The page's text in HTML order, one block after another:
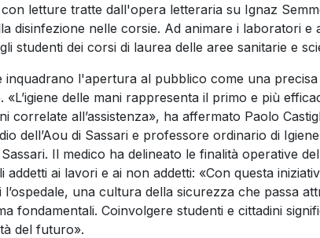
letture tratte dall'opera letteraria su Ignaz
disinfezione nelle corsie. Ad animare i laboratori e
studenti dei corsi di laurea delle aree sanitarie e
inquadrano l'apertura al pubblico come una precisa
delle mani rappresenta il primo e più
correlate all’assistenza», ha affermato Paolo
dell’Aou di Sassari e professore ordinario di
Il medico ha delineato le finalità operative
addetti ai lavori e ai non addetti: «Con questa
una cultura della sicurezza che passa
fondamentali. Coinvolgere studenti e cittadini
del futuro».